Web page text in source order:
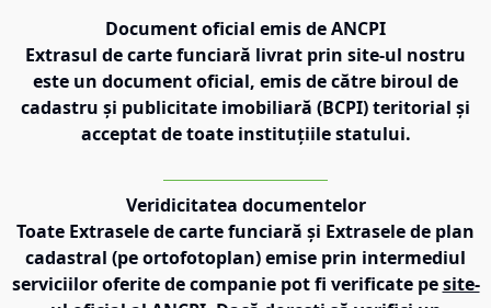
Document oficial emis de ANCPI
Extrasul de carte funciară livrat prin site-ul nostru
este un document oficial, emis de către biroul de
cadastru și publicitate imobiliară (BCPI) teritorial și
acceptat de toate instituțiile statului.
Veridicitatea documentelor
Toate Extrasele de carte funciară și Extrasele de plan
cadastral (pe ortofotoplan) emise prin intermediul
serviciilor oferite de companie pot fi verificate pe site-